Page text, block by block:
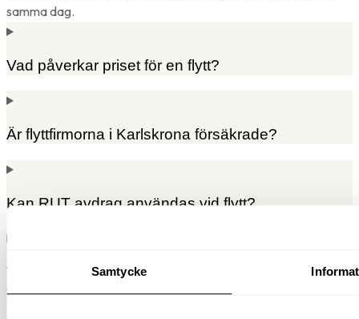
Samtycke
samma dag.
Vad påverkar priset för en flytt?
Är flyttfirmorna i Karlskrona försäkrade?
Kan RUT avdrag användas vid flytt?
Vad händer efter att jag har skickat in min
förfrågan?